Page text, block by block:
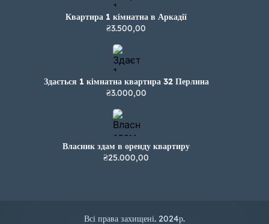
Квартира 1 кімнатна в Аркадії
₴3.500,00
Здається 1 кімнатна квартира 32 Перлина
₴3.000,00
Власник здам в оренду квартиру
₴25.000,00
Всі права захищені. 2024р.